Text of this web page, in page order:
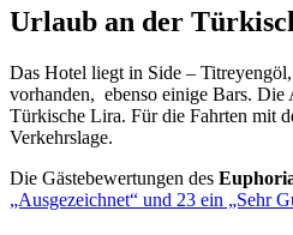
Urlaub an der
Das Hotel liegt in Side – Titreyengöl,
vorhanden, ebenso einige Bars.
Türkische Lira. Für die Fahrten mit
Verkehrslage.
Die Gästebewertungen des
„Ausgezeichnet“ und 23 ein „Sehr